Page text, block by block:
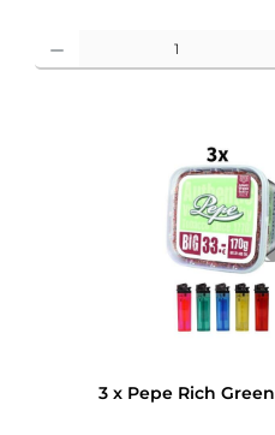
Produkt Anzahl: Gib den
3 x Pepe Rich